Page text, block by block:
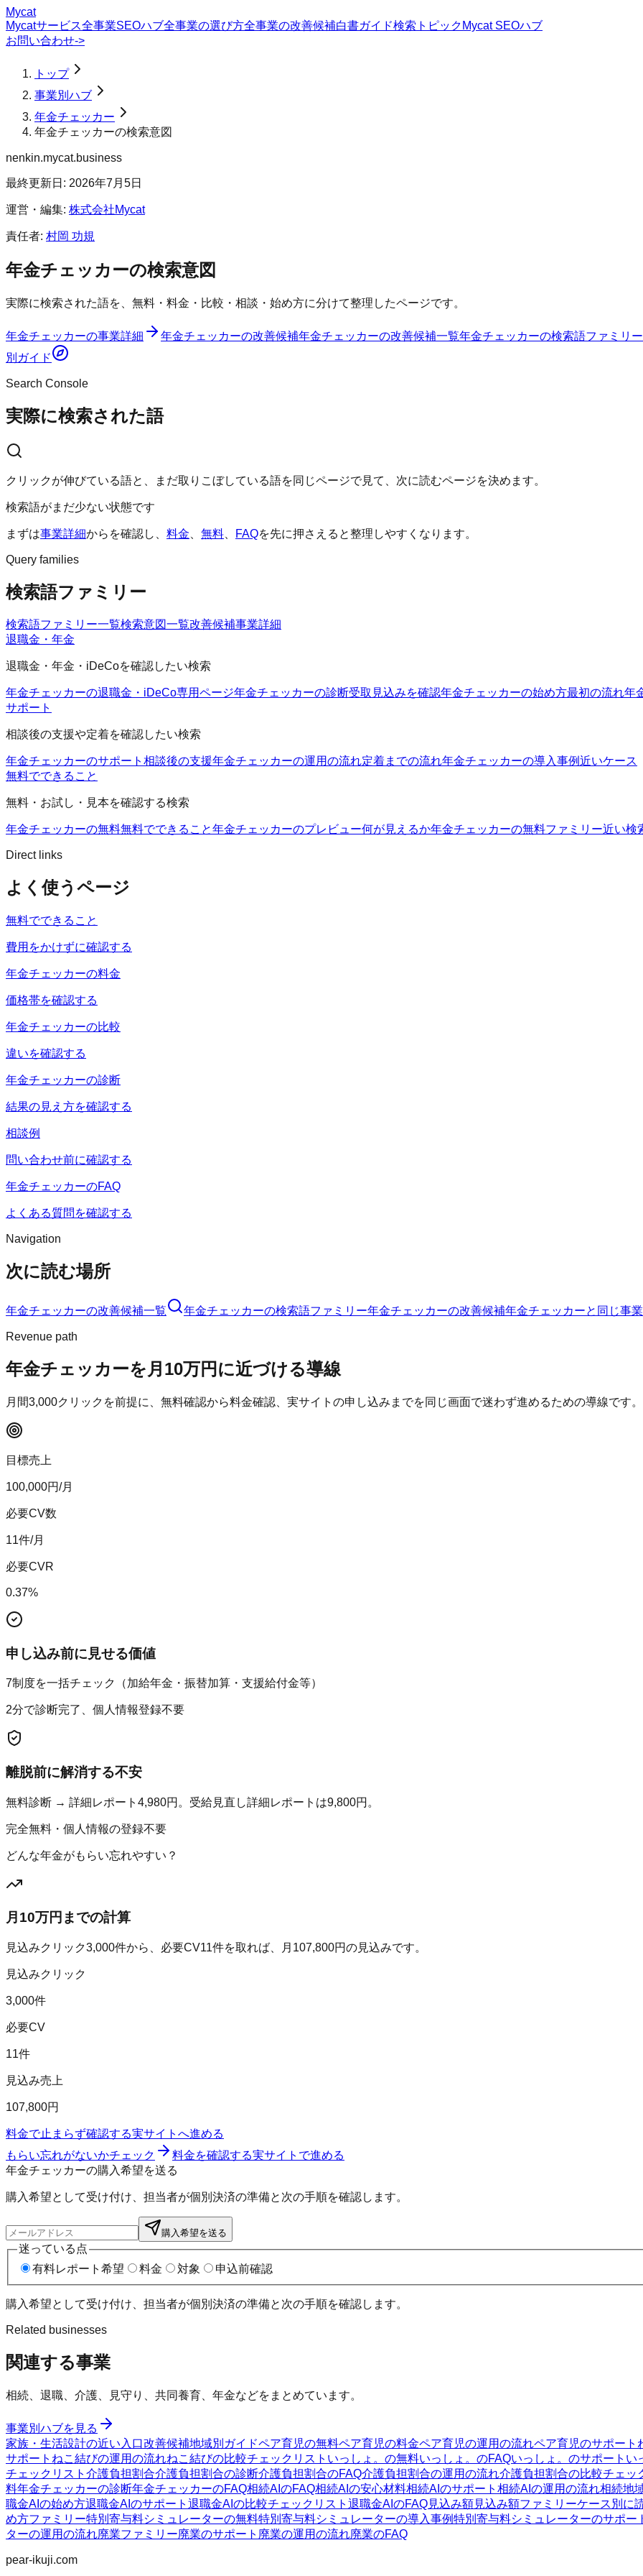
Mycat
Mycatサービス全事業SEOハブ全事業の選び方全事業の改善候補白書ガイド検索トピック Mycat SEOハブ
お問い合わせ->
トップ
事業別ハブ
年金チェッカー
年金チェッカーの検索意図
nenkin.mycat.business
最終更新日: 2026年7月5日
運営・編集: 株式会社Mycat
責任者: 村岡 功規
年金チェッカーの検索意図
実際に検索された語を、無料・料金・比較・相談・始め方に分けて整理したページです。
年金チェッカーの事業詳細 年金チェッカーの改善候補年金チェッカーの改善候補一覧年金チェッカーの検索語ファミリー
別ガイド
Search Console
実際に検索された語
クリックが伸びている語と、まだ取りこぼしている語を同じページで見て、次に読むページを決めます。
検索語がまだ少ない状態です
まずは事業詳細からを確認し、 料金 無料 FAQを先に押さえると整理しやすくなります。
Query families
検索語ファミリー
検索語ファミリー一覧検索意図一覧改善候補事業詳細
退職金・年金
退職金・年金・iDeCoを確認したい検索
年金チェッカーの退職金・iDeCo専用ページ年金チェッカーの診断受取見込みを確認年金チェッカーの始め方最初の流れ年
サポート
相談後の支援や定着を確認したい検索
年金チェッカーのサポート 相談後の支援年金チェッカーの運用の流れ定着までの流れ年金チェッカーの導入事例近いケース
無料でできること
無料・お試し・見本を確認する検索
年金チェッカーの無料無料でできること年金チェッカーのプレビュー何が見えるか年金チェッカーの無料ファミリー近い検
Direct links
よく使うページ
無料でできること
費用をかけずに確認する
年金チェッカーの料金
価格帯を確認する
年金チェッカーの比較
違いを確認する
年金チェッカーの診断
結果の見え方を確認する
相談例
問い合わせ前に確認する
年金チェッカーのFAQ
よくある質問を確認する
Navigation
次に読む場所
年金チェッカーの改善候補一覧 年金チェッカーの検索語ファミリー年金チェッカーの改善候補年金チェッカーと同じ事
Revenue path
年金チェッカーを月10万円に近づける導線
月間3,000クリックを前提に、無料確認から料金確認、実サイトの申し込みまでを同じ画面で迷わず進めるための導線です。
目標売上
100,000円/月
必要CV数
11件/月
必要CVR
0.37%
申し込み前に見せる価値
7制度を一括チェック（加給年金・振替加算・支援給付金等）
2分で診断完了、個人情報登録不要
離脱前に解消する不安
無料診断 → 詳細レポート4,980円。受給見直し詳細レポートは9,800円。
完全無料・個人情報の登録不要
どんな年金がもらい忘れやすい？
月10万円までの計算
見込みクリック3,000件から、必要CV11件を取れば、月 107,800円の見込みです。
見込みクリック
3,000件
必要CV
11件
見込み売上
107,800円
料金で止まらず確認する実サイトへ進める
もらい忘れがないかチェック
料金を確認する実サイトで進める
年金チェッカーの購入希望を送る
購入希望として受け付け、担当者が個別決済の準備と次の手順を確認します。
購入希望を送る
迷っている点
有料レポート希望
料金 対象 申込前確認
購入希望として受け付け、担当者が個別決済の準備と次の手順を確認します。
Related businesses
関連する事業
相続、退職、介護、見守り、共同養育、年金などをまとめています。
事業別ハブを見る
家族・生活設計の近い入口改善候補地域別ガイドペア育児の無料ペア育児の料金ペア育児の運用の流れペア育児のサポート
サポート ねこ結びの運用の流れねこ結びの比較チェックリスト いっしょ。の無料いっしょ。のFAQいっしょ。のサポート い
チェックリスト 介護負担割合介護負担割合の診断介護負担割合のFAQ介護負担割合の運用の流れ介護負担割合の比較チェッ
料年金チェッカーの診断年金チェッカーのFAQ相続AIのFAQ相続AIの安心材料相続AIのサポート 相続AIの運用の流れ相続地
職金AIの始め方退職金AIのサポート 退職金AIの比較チェックリスト 退職金AIのFAQ見込み額見込み額ファミリーケース別に
め方ファミリー特別寄与料シミュレーターの無料特別寄与料シミュレーターの導入事例特別寄与料シミュレーターのサポー
ターの運用の流れ廃業ファミリー廃業のサポート 廃業の運用の流れ廃業のFAQ
pear-ikuji.com